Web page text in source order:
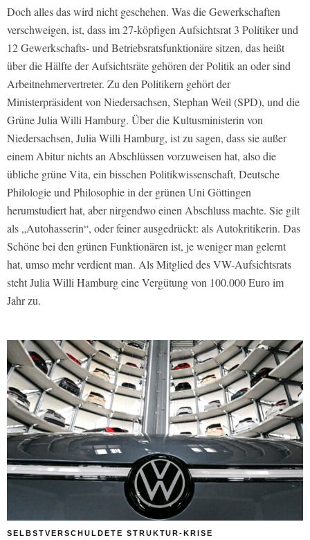
Doch alles das wird nicht geschehen. Was die Gewerkschaften
verschweigen, ist, dass im 27-köpfigen Aufsichtsrat 3 Politiker und
12 Gewerkschafts- und Betriebsratsfunktionäre sitzen, das heißt
über die Hälfte der Aufsichtsräte gehören der Politik an oder sind
Arbeitnehmervertreter. Zu den Politikern gehört der
Ministerpräsident von Niedersachsen, Stephan Weil (SPD), und die
Grüne Julia Willi Hamburg. Über die Kultusministerin von
Niedersachsen, Julia Willi Hamburg, ist zu sagen, dass sie außer
einem Abitur nichts an Abschlüssen vorzuweisen hat, also die
übliche grüne Vita, ein bisschen Politikwissenschaft, Deutsche
Philologie und Philosophie in der grünen Uni Göttingen
herumstudiert hat, aber nirgendwo einen Abschluss machte. Sie gilt
als „Autohasserin“, oder feiner ausgedrückt: als Autokritikerin. Das
Schöne bei den grünen Funktionären ist, je weniger man gelernt
hat, umso mehr verdient man. Als Mitglied des VW-Aufsichtsrats
steht Julia Willi Hamburg eine Vergütung von 100.000 Euro im
Jahr zu.
SELBSTVERSCHULDETE STRUKTUR-KRISE